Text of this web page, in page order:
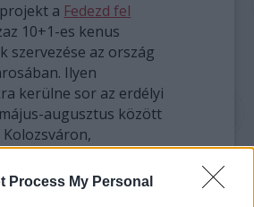
Process My Personal
a Fedezd fel
10+1-es kenus
szervezése az ország
Ilyen
kerülne sor az erdélyi
augusztus között
Sepsiszentgyörgyön,
Nagyváradon és
nyertes csapatok részt